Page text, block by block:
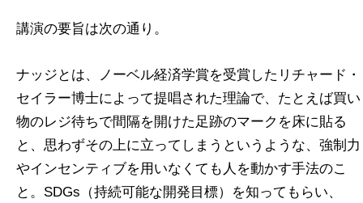
講演の要旨は次の通り。
ナッジとは、ノーベル経済学賞を受賞したリチャード・
セイラー博士によって提唱された理論で、たとえば買い
物のレジ待ちで間隔を開けた足跡のマークを床に貼る
と、思わずその上に立ってしまうというような、強制力
やインセンティブを用いなくても人を動かす手法のこ
と。SDGs（持続可能な開発目標）を知ってもらい、